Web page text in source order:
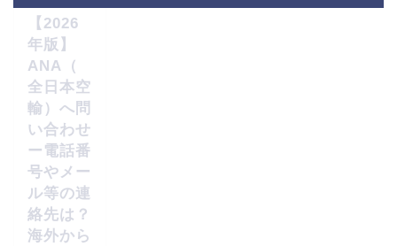
【2026
年版】
ANA（
全日本空
輸）へ問
い合わせ
ー電話番
号やメー
ル等の連
絡先は？
海外から